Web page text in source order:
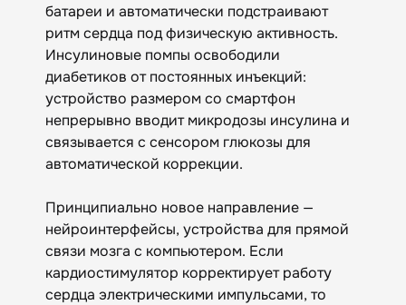
батареи и автоматически подстраивают
ритм сердца под физическую активность.
Инсулиновые помпы освободили
диабетиков от постоянных инъекций:
устройство размером со смартфон
непрерывно вводит микродозы инсулина и
связывается с сенсором глюкозы для
автоматической коррекции.
Принципиально новое направление —
нейроинтерфейсы, устройства для прямой
связи мозга с компьютером. Если
кардиостимулятор корректирует работу
сердца электрическими импульсами, то